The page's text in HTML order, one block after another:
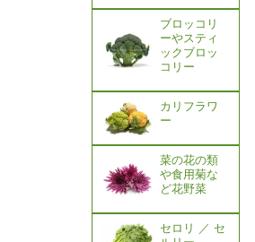
ブロッコリ
ーやスティ
ックブロッ
コリー
カリフラワ
ー
菜の花の類
や食用菊な
ど花野菜
セロリ ／ セ